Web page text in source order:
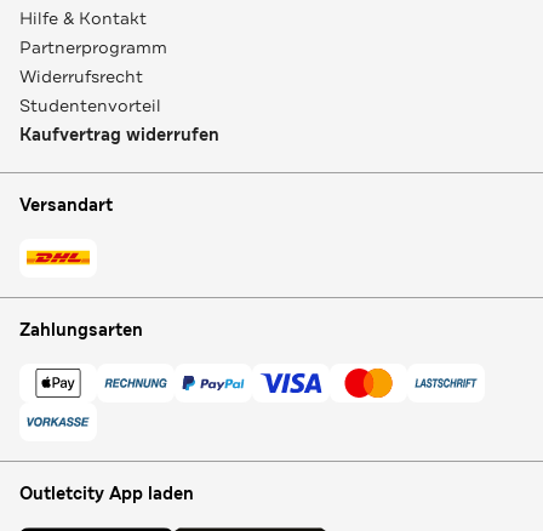
Hilfe & Kontakt
Partnerprogramm
Widerrufsrecht
Studentenvorteil
Kaufvertrag widerrufen
Versandart
Zahlungsarten
Outletcity App laden